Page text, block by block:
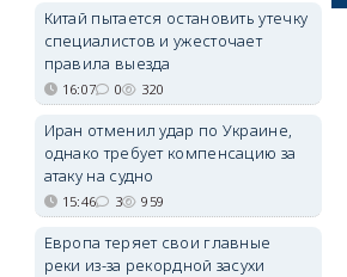
Китай пытается остановить утечку
специалистов и ужесточает
правила выезда
16:07 0 320
Иран отменил удар по Украине,
однако требует компенсацию за
атаку на судно
15:46 3 959
Европа теряет свои главные
реки из-за рекордной засухи